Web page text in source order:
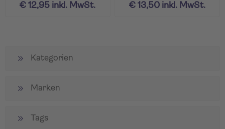
€ 12,95 inkl. MwSt. € 13,50 inkl. MwSt.
Kategorien
Marken
Tags